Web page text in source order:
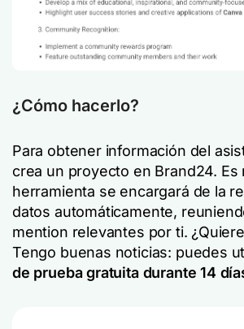
¿Cómo hacerlo?
Para obtener información del
crea un proyecto en Brand24. Es
herramienta se encargará de la
datos automáticamente,
mention relevantes por ti.
Tengo buenas noticias: puedes
de prueba gratuita durante 14